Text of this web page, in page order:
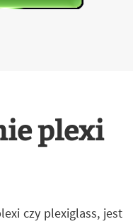
plexi
czy plexiglass, jest